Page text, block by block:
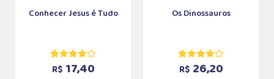
Conhecer Jesus é Tudo
R$ 17,40
Os Dinossauros
R$ 26,20